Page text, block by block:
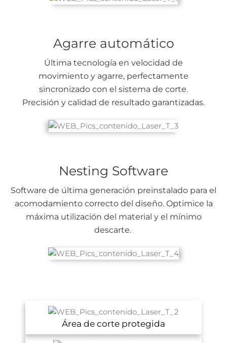
Agarre automático
Última tecnología en velocidad de
movimiento y agarre, perfectamente
sincronizado con el sistema de corte.
Precisión y calidad de resultado garantizadas.
Nesting Software
Software de última generación preinstalado para el
acomodamiento correcto del diseño. Optimice la
máxima utilización del material y el mínimo
descarte.
Área de corte protegida